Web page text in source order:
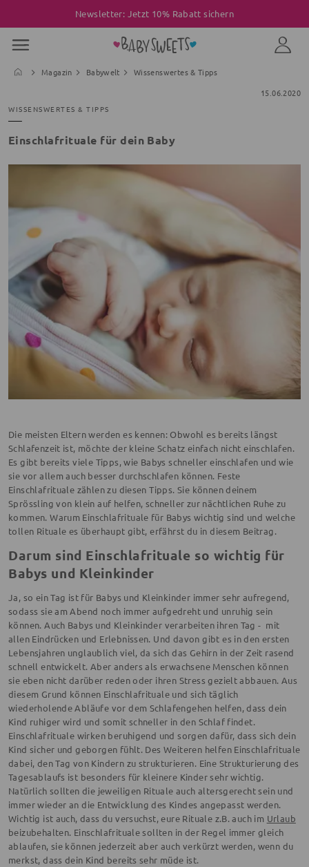
Newsletter: Jetzt 10% Rabatt sichern
Magazin Babywelt
Wissenswertes & Tipps
15.06.2020
WISSENSWERTES & TIPPS
Einschlafrituale für dein Baby
Die meisten Eltern werden es kennen: Obwohl es bereits längst
Schlafenzeit ist, möchte der kleine Schatz einfach nicht einschlafen.
Es gibt bereits viele Tipps, wie Babys schneller einschlafen und wie
sie vor allem auch besser durchschlafen können. Feste
Einschlafrituale zählen zu diesen Tipps. Sie können deinem
Sprössling von klein auf helfen, schneller zur nächtlichen Ruhe zu
kommen. Warum Einschlafrituale für Babys wichtig sind und welche
tollen Rituale es überhaupt gibt, erfährst du in diesem Beitrag.
Darum sind Einschlafrituale so wichtig für
Babys und Kleinkinder
Ja, so ein Tag ist für Babys und Kleinkinder immer sehr aufregend,
sodass sie am Abend noch immer aufgedreht und unruhig sein
können. Auch Babys und Kleinkinder verarbeiten ihren Tag - mit
allen Eindrücken und Erlebnissen. Und davon gibt es in den ersten
Lebensjahren unglaublich viel, da sich das Gehirn in der Zeit rasend
schnell entwickelt. Aber anders als erwachsene Menschen können
sie eben nicht darüber reden oder ihren Stress gezielt abbauen. Aus
diesem Grund können Einschlafrituale und sich täglich
wiederholende Abläufe vor dem Schlafengehen helfen, dass dein
Kind ruhiger wird und somit schneller in den Schlaf findet.
Einschlafrituale wirken beruhigend und sorgen dafür, dass sich dein
Kind sicher und geborgen fühlt. Des Weiteren helfen Einschlafrituale
dabei, den Tag von Kindern zu strukturieren. Eine Strukturierung des
Tagesablaufs ist besonders für kleinere Kinder sehr wichtig.
Natürlich sollten die jeweiligen Rituale auch altersgerecht sein und
immer wieder an die Entwicklung des Kindes angepasst werden.
Wichtig ist auch, dass du versuchst, eure Rituale z.B. auch im Urlaub
beizubehalten. Einschlafrituale sollten in der Regel immer gleich
ablaufen, sie können jederzeit aber auch verkürzt werden, wenn du
merkst, dass dein Kind bereits sehr müde ist.